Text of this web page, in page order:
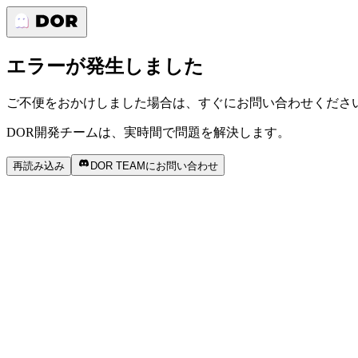
エラーが発生しました
ご不便をおかけしました場合は、すぐにお問い合わせくださ
DOR開発チームは、実時間で問題を解決します。
再読み込み DOR TEAMにお問い合わせ